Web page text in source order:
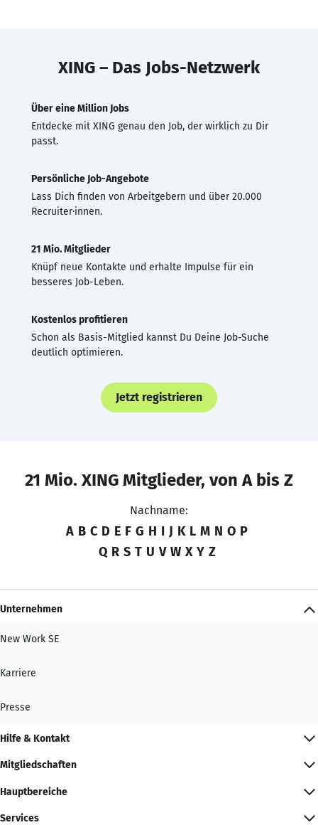
XING – Das Jobs-Netzwerk
Über eine Million Jobs
Entdecke mit XING genau den Job, der wirklich zu Dir
passt.
Persönliche Job-Angebote
Lass Dich finden von Arbeitgebern und über 20.000
Recruiter·innen.
21 Mio. Mitglieder
Knüpf neue Kontakte und erhalte Impulse für ein
besseres Job-Leben.
Kostenlos profitieren
Schon als Basis-Mitglied kannst Du Deine Job-Suche
deutlich optimieren.
Jetzt registrieren
21 Mio. XING Mitglieder, von A bis Z
Nachname:
A B C D E F G H I J K L M N O P
Q R S T U V W X Y Z
Unternehmen
New Work SE
Karriere
Presse
Hilfe & Kontakt
Mitgliedschaften
Hauptbereiche
Services